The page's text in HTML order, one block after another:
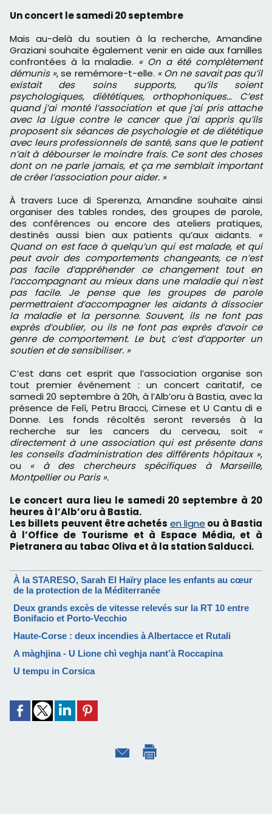
Un concert le samedi 20 septembre
Mais au-delà du soutien à la recherche, Amandine
Graziani souhaite également venir en aide aux familles
confrontées à la maladie. « On a été complètement
démunis », se remémore-t-elle. « On ne savait pas qu’il
existait des soins supports, qu’ils soient
psychologiques, diététiques, orthophoniques… C’est
quand j’ai monté l’association et que j’ai pris attache
avec la Ligue contre le cancer que j’ai appris qu’ils
proposent six séances de psychologie et de diététique
avec leurs professionnels de santé, sans que le patient
n’ait à débourser le moindre frais. Ce sont des choses
dont on ne parle jamais, et ça me semblait important
de créer l’association pour aider. »
À travers Luce di Sperenza, Amandine souhaite ainsi
organiser des tables rondes, des groupes de parole,
des conférences ou encore des ateliers pratiques,
destinés aussi bien aux patients qu’aux aidants. «
Quand on est face à quelqu’un qui est malade, et qui
peut avoir des comportements changeants, ce n’est
pas facile d’appréhender ce changement tout en
l’accompagnant au mieux dans une maladie qui n'est
pas facile. Je pense que les groupes de parole
permettraient d’accompagner les aidants à dissocier
la maladie et la personne. Souvent, ils ne font pas
exprès d’oublier, ou ils ne font pas exprès d’avoir ce
genre de comportement. Le but, c’est d’apporter un
soutien et de sensibiliser. »
C’est dans cet esprit que l’association organise son
tout premier événement : un concert caritatif, ce
samedi 20 septembre à 20h, à l’Alb’oru à Bastia, avec la
présence de Felì, Petru Bracci, Cirnese et U Cantu di e
Donne. Les fonds récoltés seront reversés à la
recherche sur les cancers du cerveau, soit «
directement à une association qui est présente dans
les conseils d'administration des différents hôpitaux »,
ou « à des chercheurs spécifiques à Marseille,
Montpellier ou Paris ».
Le concert aura lieu le samedi 20 septembre à 20
heures à l’Alb’oru à Bastia.
Les billets peuvent être achetés en ligne ou à Bastia
à l’Office de Tourisme et à Espace Média, et à
Pietranera au tabac Oliva et à la station Salducci.
À la STARESO, Sarah El Haïry place les enfants au cœur
de la protection de la Méditerranée
Deux grands excès de vitesse relevés sur la RT 10 entre
Bonifacio et Porto-Vecchio
Haute-Corse : deux incendies à Albertacce et Rutali
A màghjina - U Lione chì veghja nant’à Roccapina
U tempu in Corsica